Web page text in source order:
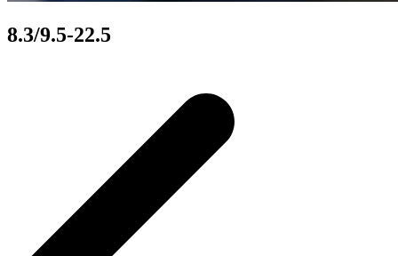
8.3/9.5-22.5